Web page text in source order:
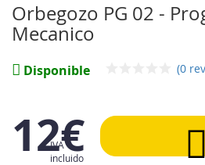
Orbegozo PG 02 -
Mecanico
Disponible (0
12€
IVA
incluido
de
la
de
imágenes